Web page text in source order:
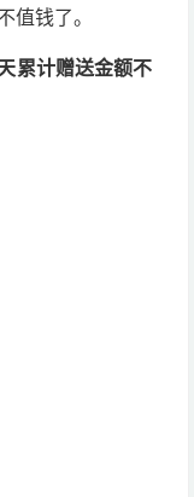
值钱了。
累计赠送金额不